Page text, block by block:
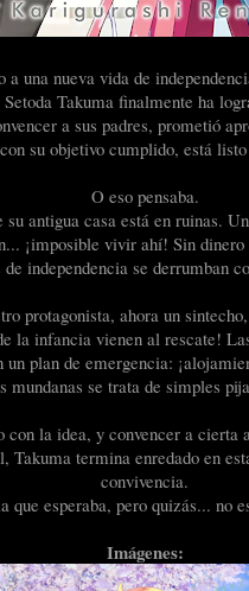
a una nueva vida de
Takuma finalmente ha
a sus padres, prometió
su objetivo cumplido, está
O eso pensaba.
antigua casa está en ruinas.
¡imposible vivir ahí! Sin dinero
de independencia se derrumban
protagonista, ahora un
la infancia vienen al rescate!
plan de emergencia:
mundanas se trata de simples
con la idea, y convencer a cierta
Takuma termina enredado en
convivencia.
que esperaba, pero quizás... no
Imágenes: